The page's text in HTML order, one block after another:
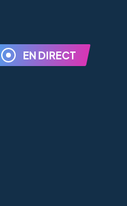
EN DIRECT